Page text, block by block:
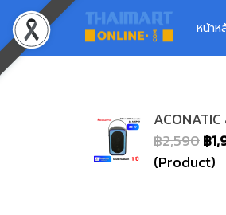
หน้าห
฿2,590฿
(Product)